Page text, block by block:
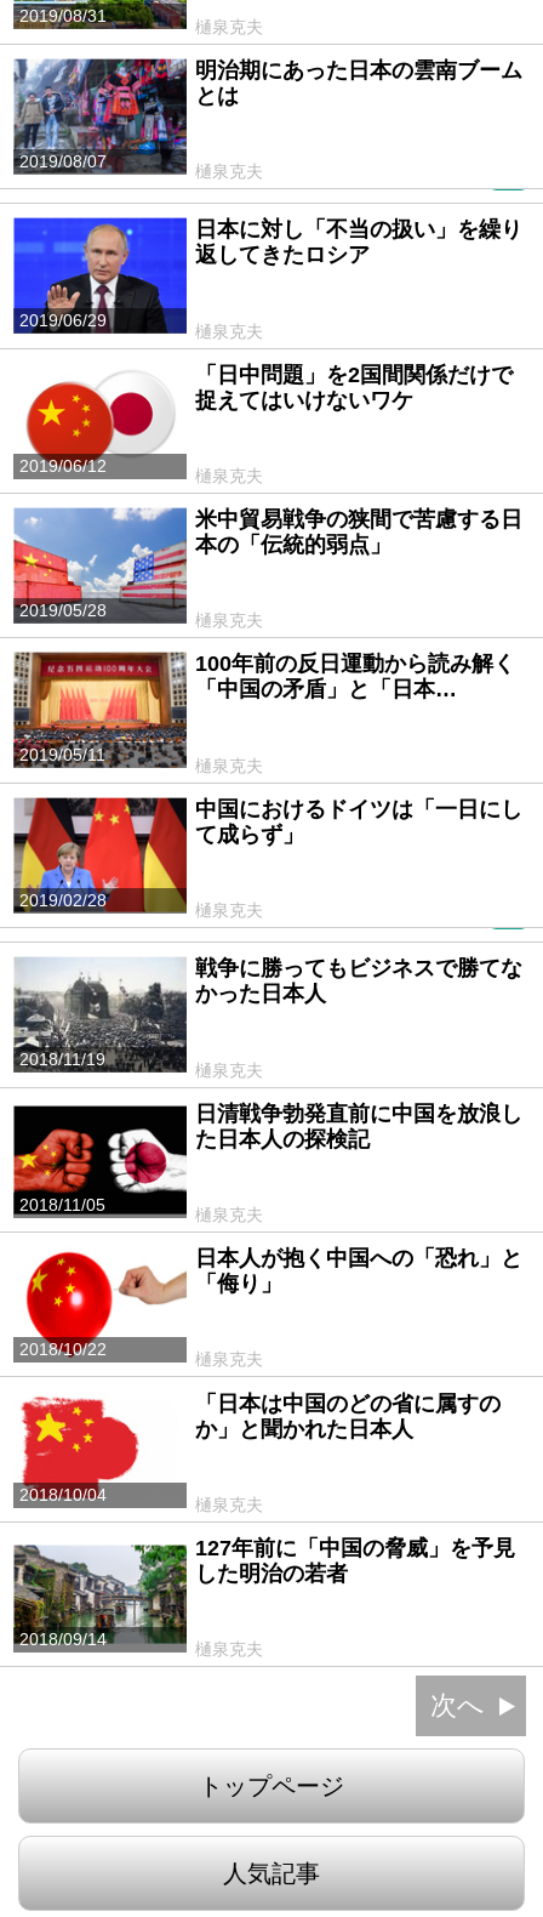
2019/08/31
樋泉克夫
2019/08/07
明治期にあった日本の雲南ブーム
とは
樋泉克夫
2019/06/29
日本に対し「不当の扱い」を繰り
返してきたロシア
樋泉克夫
2019/06/12
「日中問題」を2国間関係だけで
捉えてはいけないワケ
樋泉克夫
2019/05/28
米中貿易戦争の狭間で苦慮する日
本の「伝統的弱点」
樋泉克夫
2019/05/11
100年前の反日運動から読み解く
「中国の矛盾」と「日本…
樋泉克夫
2019/02/28
中国におけるドイツは「一日にし
て成らず」
樋泉克夫
2018/11/19
戦争に勝ってもビジネスで勝てな
かった日本人
樋泉克夫
2018/11/05
日清戦争勃発直前に中国を放浪し
た日本人の探検記
樋泉克夫
2018/10/22
日本人が抱く中国への「恐れ」と
「侮り」
樋泉克夫
2018/10/04
「日本は中国のどの省に属すの
か」と聞かれた日本人
樋泉克夫
2018/09/14
127年前に「中国の脅威」を予見
した明治の若者
樋泉克夫
次へ
トップページ
人気記事